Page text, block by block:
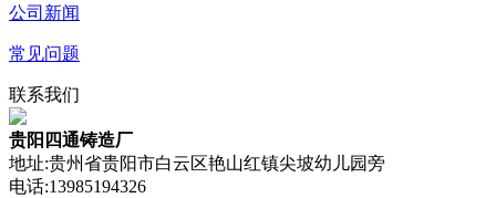
公司新闻
常见问题
联系我们
贵阳四通铸造厂
地址:贵州省贵阳市白云区艳山红镇尖坡幼儿园旁
电话:13985194326